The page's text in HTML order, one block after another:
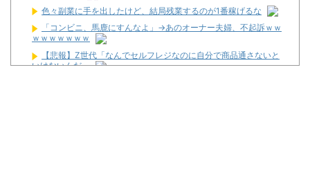
色々副業に手を出したけど、結局残業するのが1番稼げるな
「コンビニ、馬鹿にすんなよ」→あのオーナー夫婦、不起訴ｗｗ
ｗｗｗｗｗｗｗ
【悲報】Z世代「なんでセルフレジなのに自分で商品通さないと
いけないんだ」